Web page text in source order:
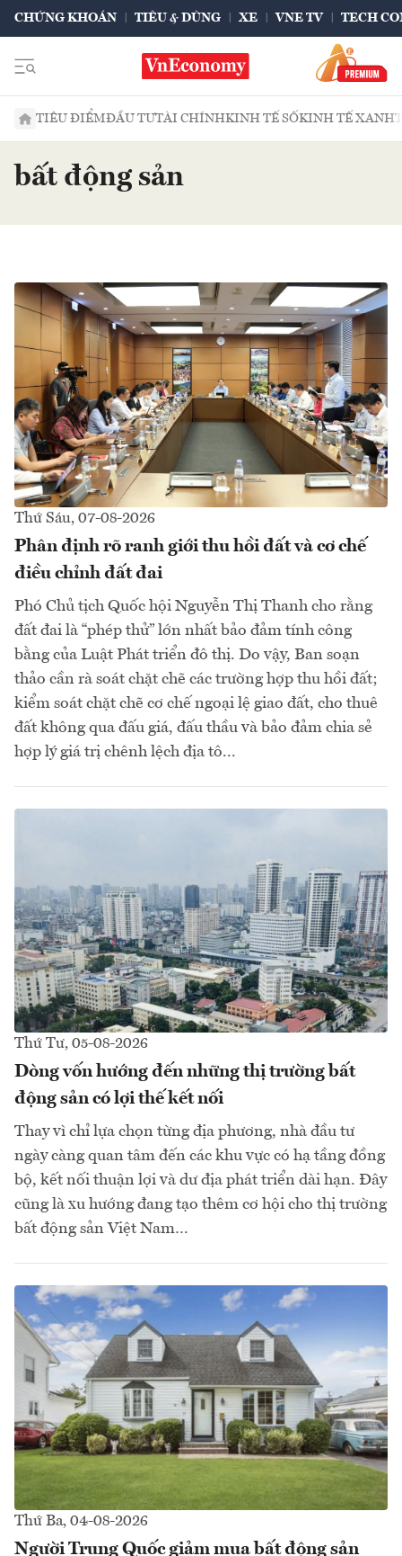
CHỨNG KHOÁN TIÊU & DÙNG XE VNE TV TECH
TIÊU ĐIỂMĐẦU TƯTÀI CHÍNHKINH TẾ SỐKINH TẾ XANH
bất động sản
Thứ Sáu, 07-08-2026
Phân định rõ ranh giới thu hồi đất và cơ chế
điều chỉnh đất đai
Phó Chủ tịch Quốc hội Nguyễn Thị Thanh cho rằng
đất đai là “phép thử” lớn nhất bảo đảm tính công
bằng của Luật Phát triển đô thị. Do vậy, Ban soạn
thảo cần rà soát chặt chẽ các trường hợp thu hồi đất;
kiểm soát chặt chẽ cơ chế ngoại lệ giao đất, cho thuê
đất không qua đấu giá, đấu thầu và bảo đảm chia sẻ
hợp lý giá trị chênh lệch địa tô...
Thứ Tư, 05-08-2026
Dòng vốn hướng đến những thị trường bất
động sản có lợi thế kết nối
Thay vì chỉ lựa chọn từng địa phương, nhà đầu tư
ngày càng quan tâm đến các khu vực có hạ tầng đồng
bộ, kết nối thuận lợi và dư địa phát triển dài hạn. Đây
cũng là xu hướng đang tạo thêm cơ hội cho thị trường
bất động sản Việt Nam…
Thứ Ba, 04-08-2026
Người Trung Quốc giảm mua bất động sản